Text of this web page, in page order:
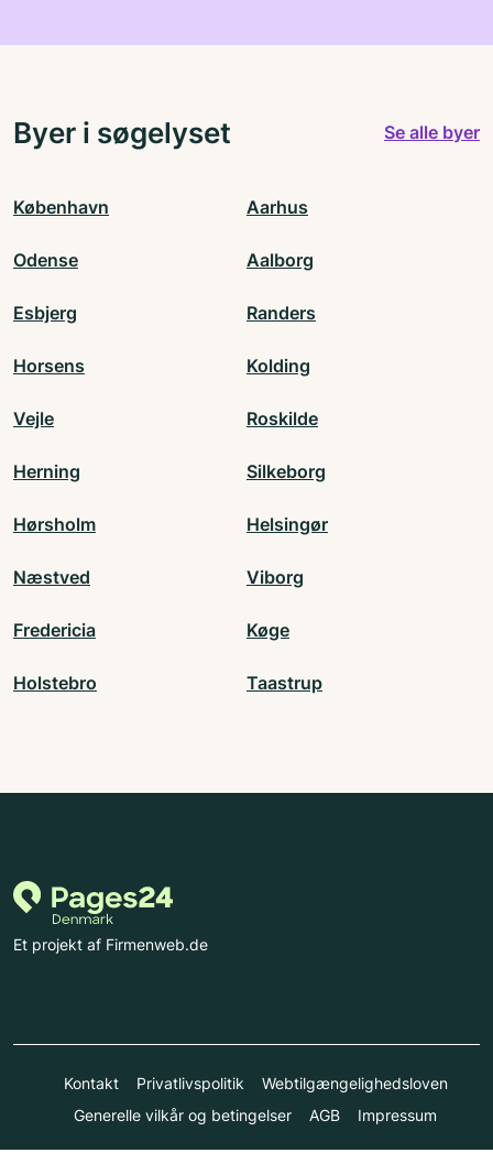
Byer i søgelyset Se alle byer
København Aarhus
Odense Aalborg
Esbjerg Randers
Horsens Kolding
Vejle Roskilde
Herning Silkeborg
Hørsholm Helsingør
Næstved Viborg
Fredericia Køge
Holstebro Taastrup
Et projekt af Firmenweb.de
Kontakt Privatlivspolitik
Webtilgængelighedsloven
Generelle vilkår og betingelser
AGB Impressum